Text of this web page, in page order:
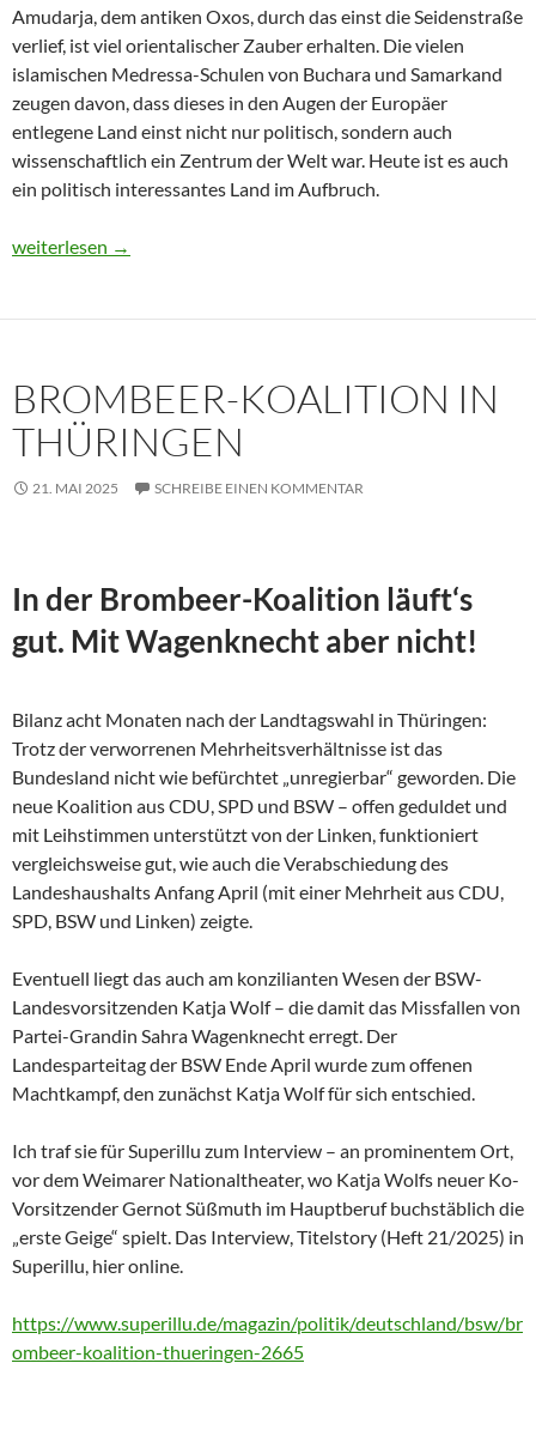
Amudarja, dem antiken Oxos, durch das einst die Seidenstraße
verlief, ist viel orientalischer Zauber erhalten. Die vielen
islamischen Medressa-Schulen von Buchara und Samarkand
zeugen davon, dass dieses in den Augen der Europäer
entlegene Land einst nicht nur politisch, sondern auch
wissenschaftlich ein Zentrum der Welt war. Heute ist es auch
ein politisch interessantes Land im Aufbruch.
Usbekistan 2025: Unterwegs in einem Land im Aufbruch
weiterlesen →
BROMBEER-KOALITION IN
THÜRINGEN
21. MAI 2025 SCHREIBE EINEN KOMMENTAR
In der Brombeer-Koalition läuft‘s
gut. Mit Wagenknecht aber nicht!
Bilanz acht Monaten nach der Landtagswahl in Thüringen:
Trotz der verworrenen Mehrheitsverhältnisse ist das
Bundesland nicht wie befürchtet „unregierbar“ geworden. Die
neue Koalition aus CDU, SPD und BSW – offen geduldet und
mit Leihstimmen unterstützt von der Linken, funktioniert
vergleichsweise gut, wie auch die Verabschiedung des
Landeshaushalts Anfang April (mit einer Mehrheit aus CDU,
SPD, BSW und Linken) zeigte.
Eventuell liegt das auch am konzilianten Wesen der BSW-
Landesvorsitzenden Katja Wolf – die damit das Missfallen von
Partei-Grandin Sahra Wagenknecht erregt. Der
Landesparteitag der BSW Ende April wurde zum offenen
Machtkampf, den zunächst Katja Wolf für sich entschied.
Ich traf sie für Superillu zum Interview – an prominentem Ort,
vor dem Weimarer Nationaltheater, wo Katja Wolfs neuer Ko-
Vorsitzender Gernot Süßmuth im Hauptberuf buchstäblich die
„erste Geige“ spielt. Das Interview, Titelstory (Heft 21/2025) in
Superillu, hier online.
https://www.superillu.de/magazin/politik/deutschland/bsw/br
ombeer-koalition-thueringen-2665